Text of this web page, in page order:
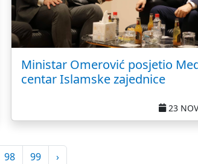
Ministar Omerović posjetio
centar Islamske zajednice
23
98 99 ›